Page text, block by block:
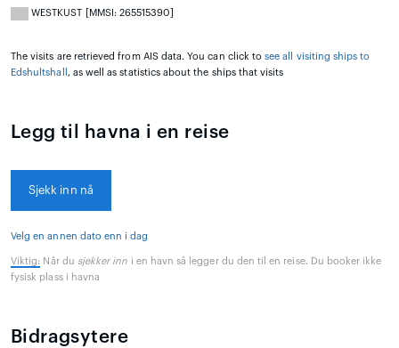
WESTKUST [MMSI: 265515390]
The visits are retrieved from AIS data. You can click tosee all visiting ships to
Edshultshall , as well as statistics about the ships that visits
Legg til havna i en reise
Sjekk inn nå
Velg en annen dato enn i dag
Viktig: Når du sjekker inn i en havn så legger du den til en reise. Du booker ikke
fysisk plass i havna
Bidragsytere